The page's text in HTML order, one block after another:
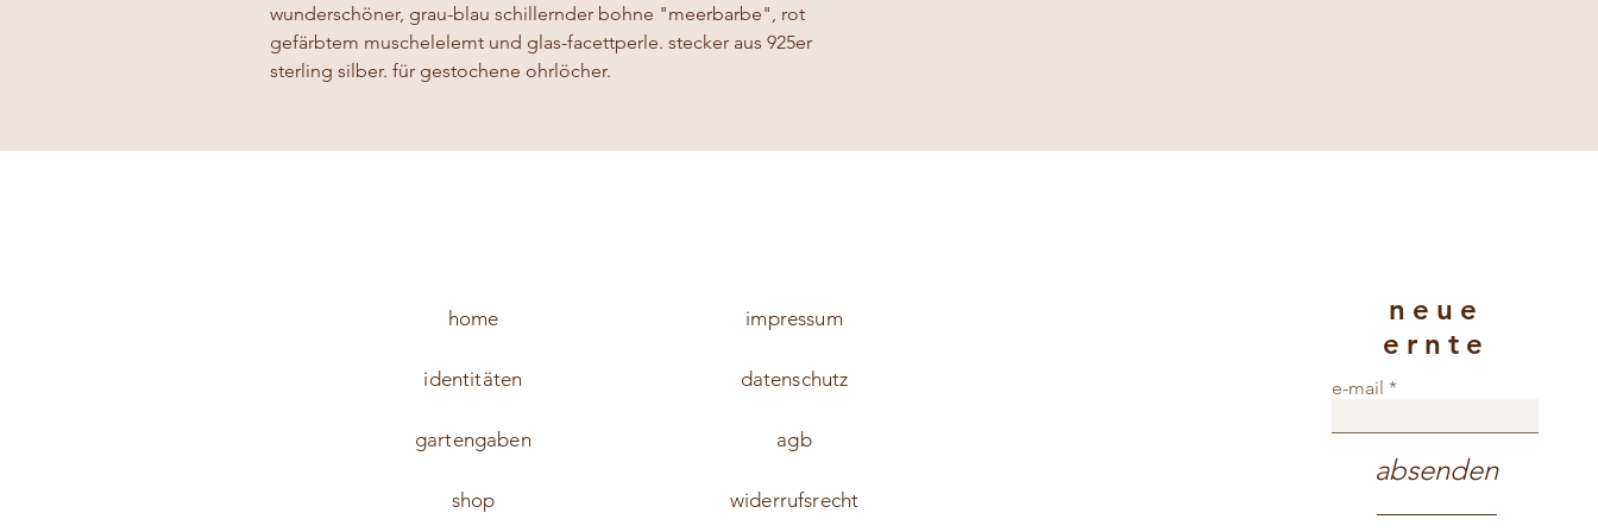
wunderschöner, grau-blau schillernder bohne "meerbarbe", rot
gefärbtem muschelelemt und glas-facettperle. stecker aus 925er
sterling silber. für gestochene ohrlöcher.
home
identitäten
gartengaben
shop
impressum
datenschutz
agb
widerrufsrecht
neue
ernte
e-mail
absenden